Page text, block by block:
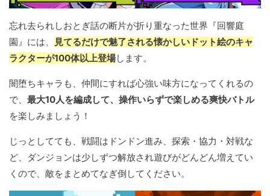
忘れ去られしおとぎ話の断片が折り重なった世界『回響庭
園』には、
見てるだけで魅了される懐かしいドット絵のキャ
ラクターが100体以上登場します。
闇堕ちキャラも、仲間にすれば心強い味方になってくれるの
で、 最大10人を編成して、操作いらずで楽しめる爽快バトル
を楽しみましょう！
じっとしてても、戦闘はドンドン進み、探索・協力・対戦な
ど、ダンジョンは少しずつ解放され遊びがどんどん増えてい
くので、敵をまとめてなぎ倒してください。